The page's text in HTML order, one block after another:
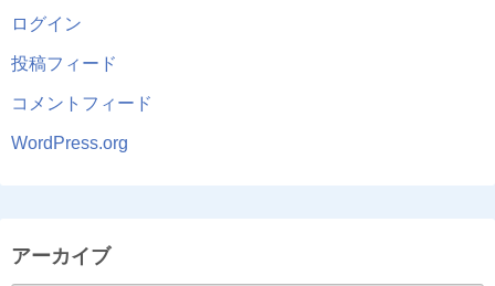
ログイン
投稿フィード
コメントフィード
WordPress.org
アーカイブ